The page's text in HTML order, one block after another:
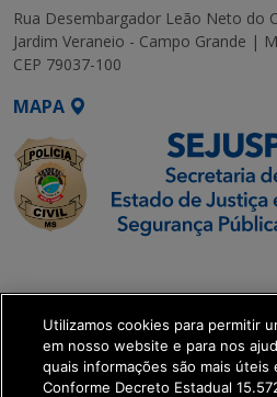
Rua Desembargador Leão Neto do
Jardim Veraneio - Campo Grande |
CEP 79037-100
MAPA
Executiva de
Transformação Digital
get_footer();
Utilizamos cookies para permitir
em nosso website e para nos
quais informações são mais úteis
Conforme Decreto Estadual